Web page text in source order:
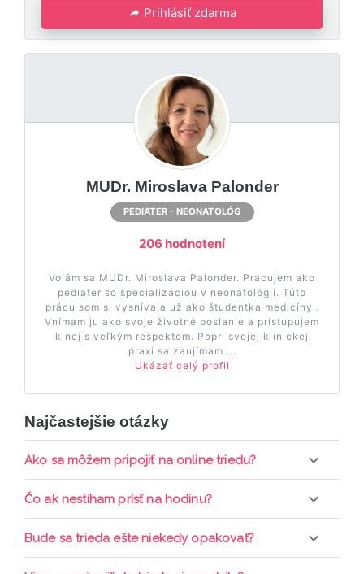
Prihlásiť zdarma
MUDr. Miroslava Palonder
PEDIATER - NEONATOLÓG
206 hodnotení
Volám sa MUDr. Miroslava Palonder. Pracujem ako
pediater so špecializáciou v neonatológii. Túto
prácu som si vysnívala už ako študentka medicíny .
Vnímam ju ako svoje životné poslanie a pristupujem
k nej s veľkým rešpektom. Popri svojej klinickej
praxi sa zaujímam ...
Ukázať celý profil
Najčastejšie otázky
Ako sa môžem pripojiť na online triedu?
Pripojenie do online triedy prebieha priamo cez
prihlásiť do triedy.
Čo ak nestíham prísť na hodinu?
Každá trieda sa nahráva a je k dispozícií po dobu 7
Bude sa trieda ešte niekedy opakovať?